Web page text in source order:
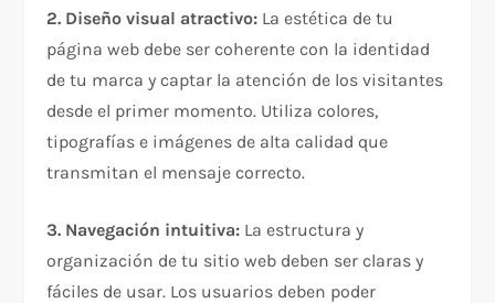
2. Diseño visual atractivo: La estética de tu
página web debe ser coherente con la identidad
de tu marca y captar la atención de los visitantes
desde el primer momento. Utiliza colores,
tipografías e imágenes de alta calidad que
transmitan el mensaje correcto.
3. Navegación intuitiva: La estructura y
organización de tu sitio web deben ser claras y
fáciles de usar. Los usuarios deben poder